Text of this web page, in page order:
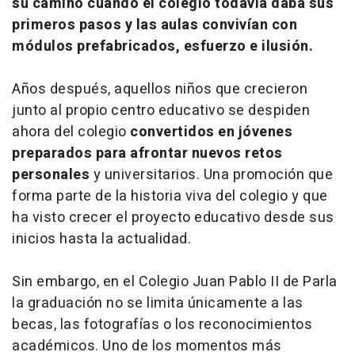
primeros pasos y las aulas convivían con
módulos prefabricados, esfuerzo e ilusión.
Años después, aquellos niños que crecieron
junto al propio centro educativo se despiden
ahora del colegio convertidos en jóvenes
preparados para afrontar nuevos retos
personales y universitarios. Una promoción que
forma parte de la historia viva del colegio y que
ha visto crecer el proyecto educativo desde sus
inicios hasta la actualidad.
Sin embargo, en el Colegio Juan Pablo II de Parla
la graduación no se limita únicamente a las
becas, las fotografías o los reconocimientos
académicos. Uno de los momentos más